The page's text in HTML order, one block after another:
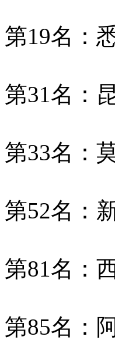
第19名：
第31名：
第33名：
第52名：
第81名：
第85名：